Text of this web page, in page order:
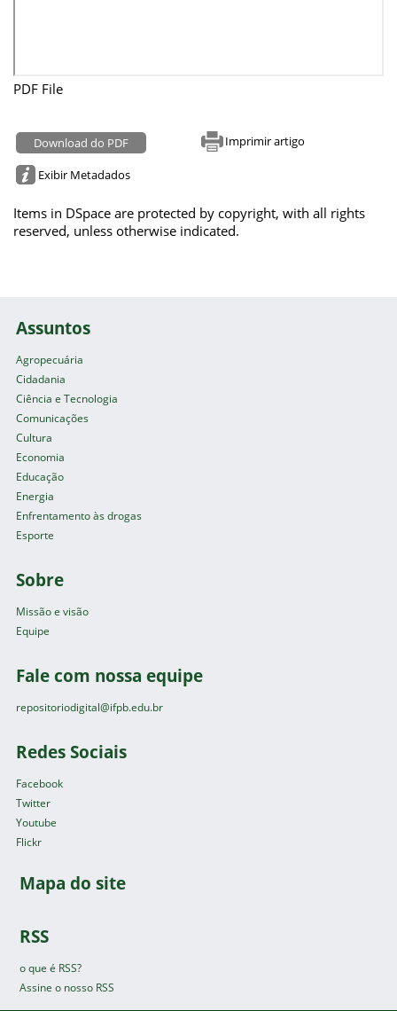
PDF File
Download do PDF Imprimir artigo
Exibir Metadados
Items in DSpace are protected by copyright, with all rights
reserved, unless otherwise indicated.
Assuntos
Agropecuária
Cidadania
Ciência e Tecnologia
Comunicações
Cultura
Economia
Educação
Energia
Enfrentamento às drogas
Esporte
Sobre
Missão e visão
Equipe
Fale com nossa equipe
repositoriodigital@ifpb.edu.br
Redes Sociais
Facebook
Twitter
Youtube
Flickr
Mapa do site
RSS
o que é RSS?
Assine o nosso RSS